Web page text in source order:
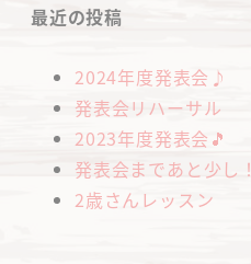
最近の投稿
2024年度発表会♪
発表会リハーサル
2023年度発表会🎵
発表会まであと少し！
2歳さんレッスン